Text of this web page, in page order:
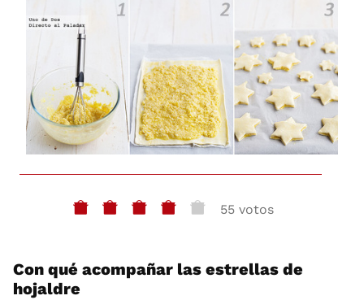
55 votos
Con qué acompañar las estrellas de
hojaldre